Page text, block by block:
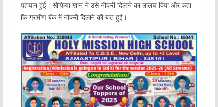
पहचान हुई। सोफिया खान ने उसे नौकरी दिलाने का लालच दिया और कहा
कि ग्रामीण बैंक में नौकरी दिलाने की बात हुई।